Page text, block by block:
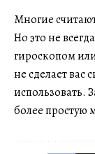
Многие
Но это не
гироскопом
не сделает вас
использовать.
более простую